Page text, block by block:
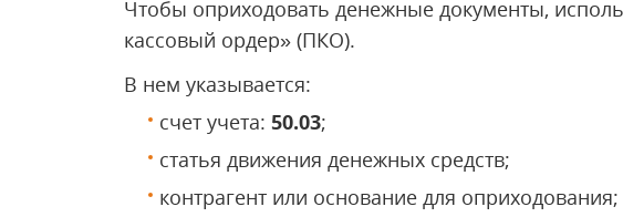
Чтобы оприходовать денежные документы,
кассовый ордер» (ПКO).
В нем указывается:
счет учета: 50.03;
статья движения денежных средств;
контрагент или основание для оприходования;